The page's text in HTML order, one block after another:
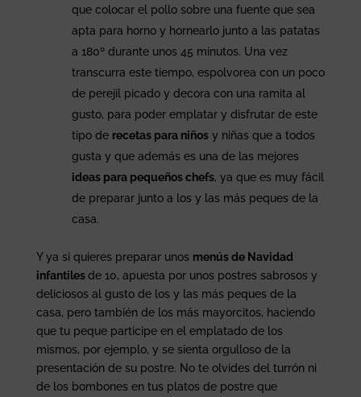
que colocar el pollo sobre una fuente que sea
apta para horno y hornearlo junto a las patatas
a 180º durante unos 45 minutos. Una vez
transcurra este tiempo, espolvorea con un poco
de perejil picado y decora con una ramita al
gusto, para poder emplatar y disfrutar de este
tipo de recetas para niñosy niñas que a todos
gusta y que además es una de las mejores
ideas para pequeños chefs, ya que es muy fácil
de preparar junto a los y las más peques de la
casa.
Y ya si quieres preparar unos menús de Navidad
infantilesde 10, apuesta por unos postres sabrosos y
deliciosos al gusto de los y las más peques de la
casa, pero también de los más mayorcitos, haciendo
que tu peque participe en el emplatado de los
mismos, por ejemplo, y se sienta orgulloso de la
presentación de su postre. No te olvides del turrón ni
de los bombones en tus platos de postre que